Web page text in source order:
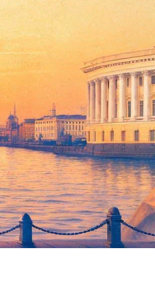
Джонс 3", – фильм выйдет на
Рене Зельвегер, Марком Дарси
Демпси ("Счастливы вместе",